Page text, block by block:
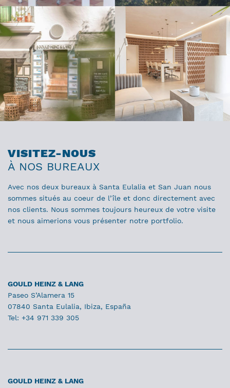
VISITEZ-NOUS
À NOS BUREAUX
Avec nos deux bureaux à Santa Eulalia et San Juan nous
sommes situés au coeur de l’île et donc directement avec
nos clients. Nous sommes toujours heureux de votre visite
et nous aimerions vous présenter notre portfolio.
GOULD HEINZ & LANG
Paseo S’Alamera 15
07840 Santa Eulalia, Ibiza, España
Tel: +34 971 339 305
GOULD HEINZ & LANG